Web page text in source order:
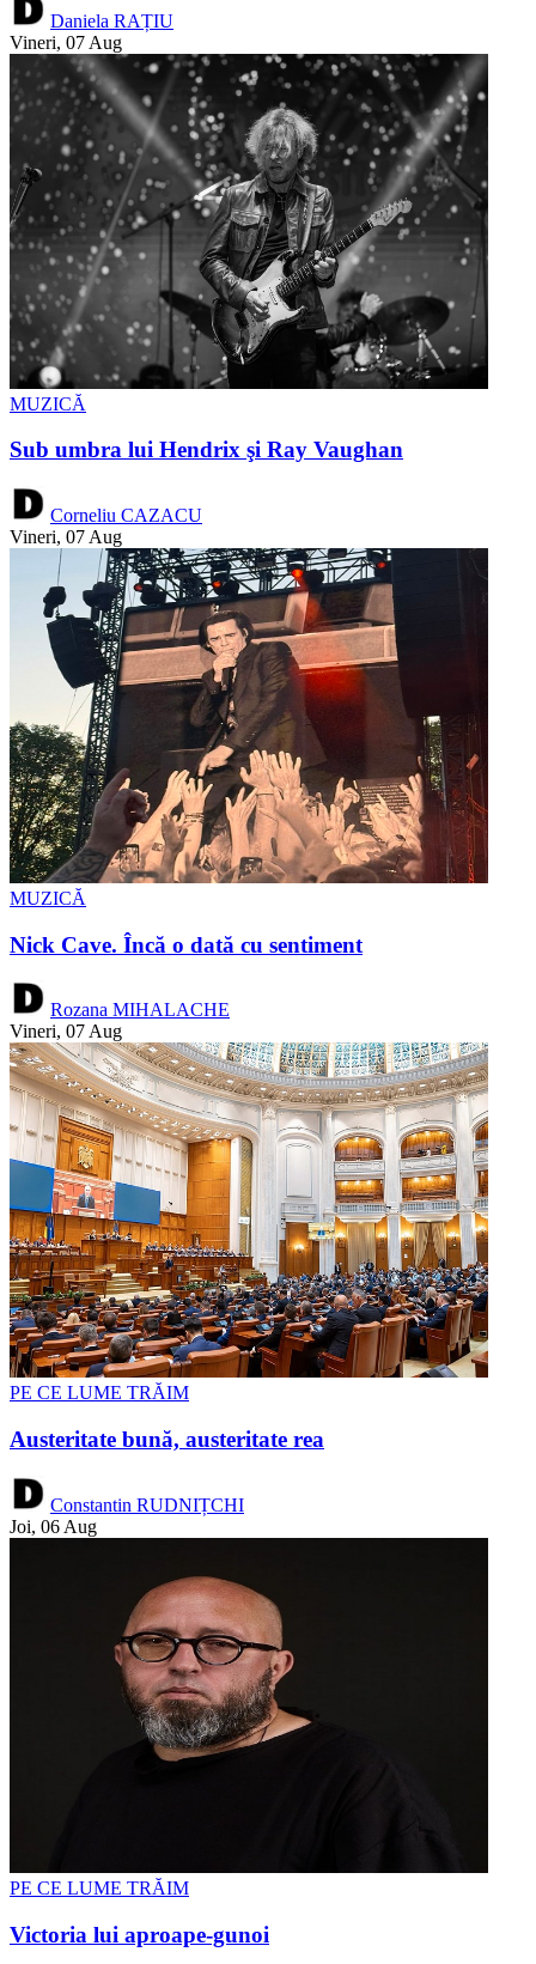
Daniela RAȚIU
Vineri, 07 Aug
MUZICĂ
Sub umbra lui Hendrix şi Ray Vaughan
Corneliu CAZACU
Vineri, 07 Aug
MUZICĂ
Nick Cave. Încă o dată cu sentiment
Rozana MIHALACHE
Vineri, 07 Aug
PE CE LUME TRĂIM
Austeritate bună, austeritate rea
Constantin RUDNIȚCHI
Joi, 06 Aug
PE CE LUME TRĂIM
Victoria lui aproape-gunoi